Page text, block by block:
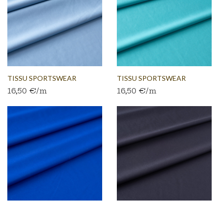
TISSU SPORTSWEAR
JERSEY...
16,50 €/m
TISSU SPORTSWEAR
JERSEY...
16,50 €/m